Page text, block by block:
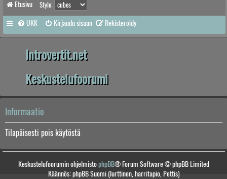
Etusivu Style:
UKK Kirjaudu sisään Rekisteröidy
Introvertit.net
Keskustelufoorumi
Informaatio
Tilapäisesti pois käytöstä
Keskustelufoorumin ohjelmistophpBB® Forum Software © phpBB Limited
Käännös: phpBB Suomi (lurttinen, harritapio, Pettis)